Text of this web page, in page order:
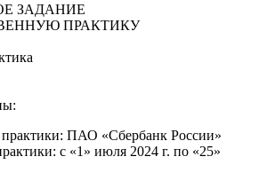
ЗАДАНИЕ
ПРАКТИКУ
ПАО «Сбербанк России»
с «1» июля 2024 г. по «25»